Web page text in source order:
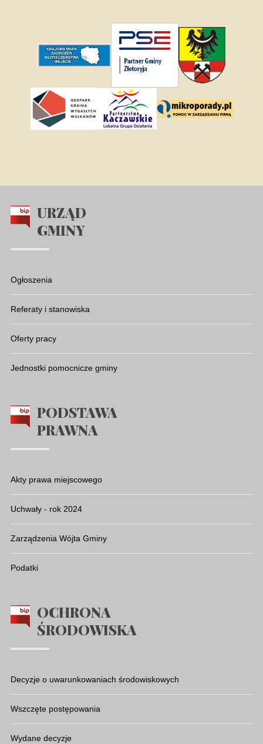
URZĄD
GMINY
Ogłoszenia
Referaty i stanowiska
Oferty pracy
Jednostki pomocnicze gminy
PODSTAWA
PRAWNA
Akty prawa miejscowego
Uchwały - rok 2024
Zarządzenia Wójta Gminy
Podatki
OCHRONA
ŚRODOWISKA
Decyzje o uwarunkowaniach środowiskowych
Wszczęte postępowania
Wydane decyzje